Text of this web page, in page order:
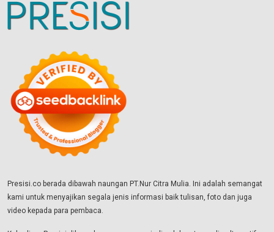
Presisi.co berada dibawah naungan PT.Nur Citra Mulia. Ini adalah semangat
kami untuk menyajikan segala jenis informasi baik tulisan, foto dan juga
video kepada para pembaca.